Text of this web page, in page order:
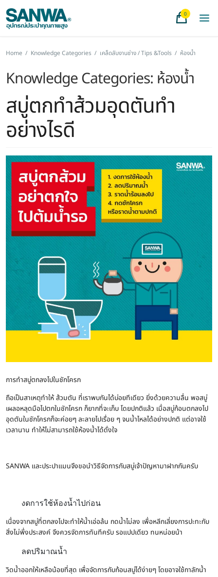
0
Home / Knowledge Categories / เคล็ดลับงานช่าง / Tips &Tools / ห้องน้ำ
Knowledge Categories: ห้องน้ำ
สบู่ตกทำส้วมอุดตันทำ
อย่างไรดี
การทำสบู่ตกลงไปในชักโครก
ถือเป็นสาเหตุทำให้ ส้วมตัน ที่เราพบกันได้บ่อยทีเดียว ยิ่งด้วยความลื่น พอสบู่
เผลอหลุดมือไปตกในชักโครก ก็ยากที่จะเก็บ โดยปกติแล้ว เมื่อสบู่ก้อนตกลงไป
อุดตันในชักโครกก็จะค่อยๆ ละลายไปเรื่อย ๆ จนน้ำไหลได้อย่างปกติ แต่อาจใช้
เวลานาน ทำให้ไม่สามารถใช้ห้องน้ำได้ดั่งใจ
SANWA และประปาแมนจึงขอนำวิธีจัดการกับสบู่เจ้าปัญหามาฝากกันครับ
งดการใช้ห้องน้ำไปก่อน
เนื่องจากสบู่ที่ตกลงไปจะทำให้น้ำเอ่อล้น กดน้ำไม่ลง เพื่อหลีกเลี่ยงการปะทะกับ
สิ่งไม่พึ่งประสงค์ จึงควรจัดการทันทีครับ รอแปปเดียว ทนหน่อยน้า
ลดปริมาณน้ำ
วิดน้ำออกให้เหลือน้อยที่สุด เพื่อจัดการกับก้อนสบู่ได้ง่ายๆ โดยอาจใช้กาลักน้ำ